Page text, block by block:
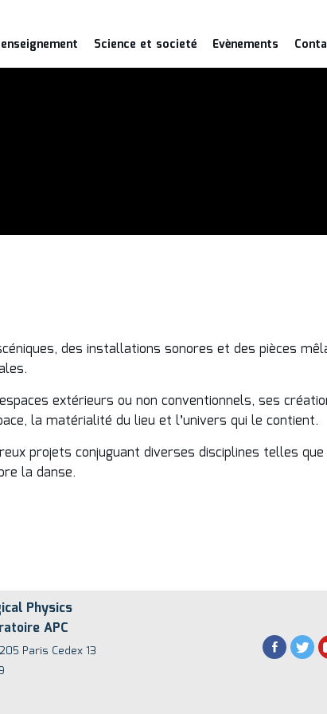
Science et societé Evènements
des installations sonores et des pièces
extérieurs ou non conventionnels, ses
la matérialité du lieu et l’univers qui le contient.
projets conjuguant diverses disciplines telles
la danse.
Physics
APC
Paris Cedex 13